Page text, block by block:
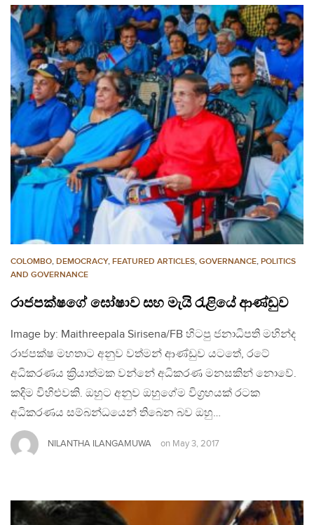
COLOMBO, DEMOCRACY, FEATURED ARTICLES, GOVERNANCE, POLITICS
AND GOVERNANCE
රාජපක්ෂගේ ඝෝෂාව සහ මැයි රැළියේ ආණ්ඩුව
Image by: Maithreepala Sirisena/FB හිටපු ජනාධිපති මහින්ද
රාජපක්ෂ මහතාට අනුව වත්මන් ආණ්ඩුව යටතේ, රටේ
අධිකරණය ක්‍රියාත්මක වන්නේ අධිකරණ මනසකින් නොවේ.
කදිම විහිළුවකි. ඔහුට අනුව ඔහුගේම විග්‍රහයක් රටක
අධිකරණය සම්බන්ධයෙන් තිබෙන බව ඔහු…
NILANTHA ILANGAMUWA on May 3, 2017